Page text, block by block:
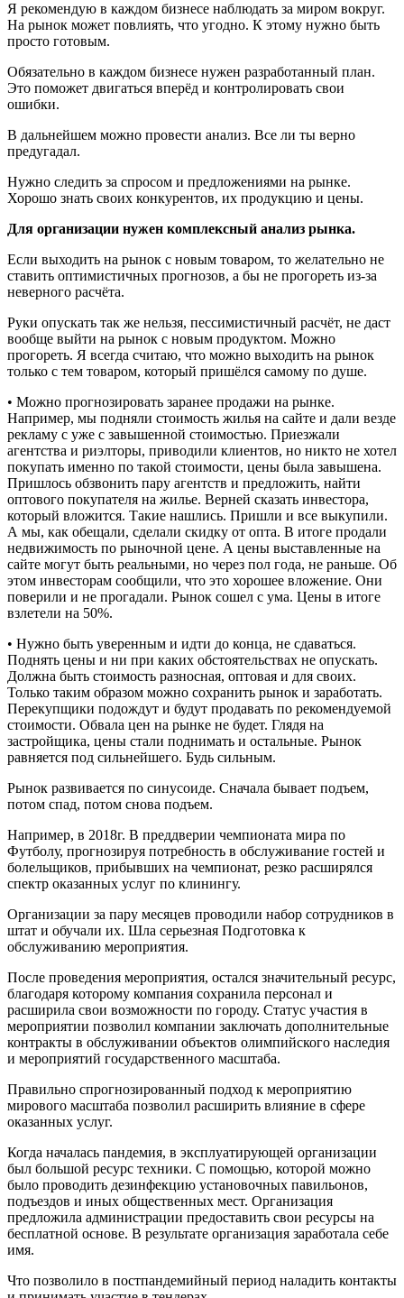
Я рекомендую в каждом бизнесе наблюдать за миром вокруг.
На рынок может повлиять, что угодно. К этому нужно быть
просто готовым.
Обязательно в каждом бизнесе нужен разработанный план.
Это поможет двигаться вперёд и контролировать свои
ошибки.
В дальнейшем можно провести анализ. Все ли ты верно
предугадал.
Нужно следить за спросом и предложениями на рынке.
Хорошо знать своих конкурентов, их продукцию и цены.
Для организации нужен комплексный анализ рынка.
Если выходить на рынок с новым товаром, то желательно не
ставить оптимистичных прогнозов, а бы не прогореть из-за
неверного расчёта.
Руки опускать так же нельзя, пессимистичный расчёт, не даст
вообще выйти на рынок с новым продуктом. Можно
прогореть. Я всегда считаю, что можно выходить на рынок
только с тем товаром, который пришёлся самому по душе.
• Можно прогнозировать заранее продажи на рынке.
Например, мы подняли стоимость жилья на сайте и дали везде
рекламу с уже с завышенной стоимостью. Приезжали
агентства и риэлторы, приводили клиентов, но никто не хотел
покупать именно по такой стоимости, цены была завышена.
Пришлось обзвонить пару агентств и предложить, найти
оптового покупателя на жилье. Верней сказать инвестора,
который вложится. Такие нашлись. Пришли и все выкупили.
А мы, как обещали, сделали скидку от опта. В итоге продали
недвижимость по рыночной цене. А цены выставленные на
сайте могут быть реальными, но через пол года, не раньше. Об
этом инвесторам сообщили, что это хорошее вложение. Они
поверили и не прогадали. Рынок сошел с ума. Цены в итоге
взлетели на 50%.
• Нужно быть уверенным и идти до конца, не сдаваться.
Поднять цены и ни при каких обстоятельствах не опускать.
Должна быть стоимость разносная, оптовая и для своих.
Только таким образом можно сохранить рынок и заработать.
Перекупщики подождут и будут продавать по рекомендуемой
стоимости. Обвала цен на рынке не будет. Глядя на
застройщика, цены стали поднимать и остальные. Рынок
равняется под сильнейшего. Будь сильным.
Рынок развивается по синусоиде. Сначала бывает подъем,
потом спад, потом снова подъем.
Например, в 2018г. В преддверии чемпионата мира по
Футболу, прогнозируя потребность в обслуживание гостей и
болельщиков, прибывших на чемпионат, резко расширялся
спектр оказанных услуг по клинингу.
Организации за пару месяцев проводили набор сотрудников в
штат и обучали их. Шла серьезная Подготовка к
обслуживанию мероприятия.
После проведения мероприятия, остался значительный ресурс,
благодаря которому компания сохранила персонал и
расширила свои возможности по городу. Статус участия в
мероприятии позволил компании заключать дополнительные
контракты в обслуживании объектов олимпийского наследия
и мероприятий государственного масштаба.
Правильно спрогнозированный подход к мероприятию
мирового масштаба позволил расширить влияние в сфере
оказанных услуг.
Когда началась пандемия, в эксплуатирующей организации
был большой ресурс техники. С помощью, которой можно
было проводить дезинфекцию установочных павильонов,
подъездов и иных общественных мест. Организация
предложила администрации предоставить свои ресурсы на
бесплатной основе. В результате организация заработала себе
имя.
Что позволило в постпандемийный период наладить контакты